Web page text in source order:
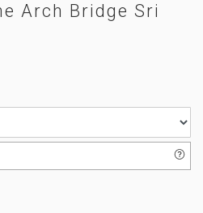
Arch Bridge Sri